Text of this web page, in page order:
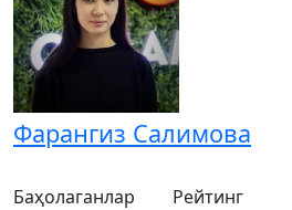
Фарангиз Салимова
Баҳолаганлар
Рейтинг